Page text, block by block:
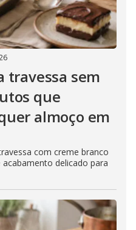
sem
que
almoço em
com creme branco
delicado para